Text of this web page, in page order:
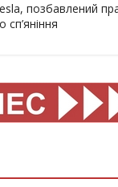
позбавлений
сп’яніння